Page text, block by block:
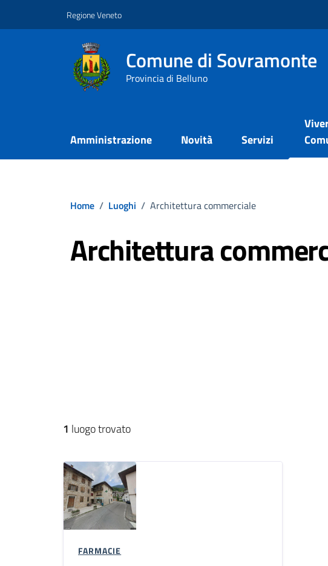
Regione Veneto
Comune di Sovramonte
Provincia di Belluno
Amministrazione Novità Servizi
Home / Luoghi / Architettura commerciale
Architettura
1 luogo trovato
FARMACIE